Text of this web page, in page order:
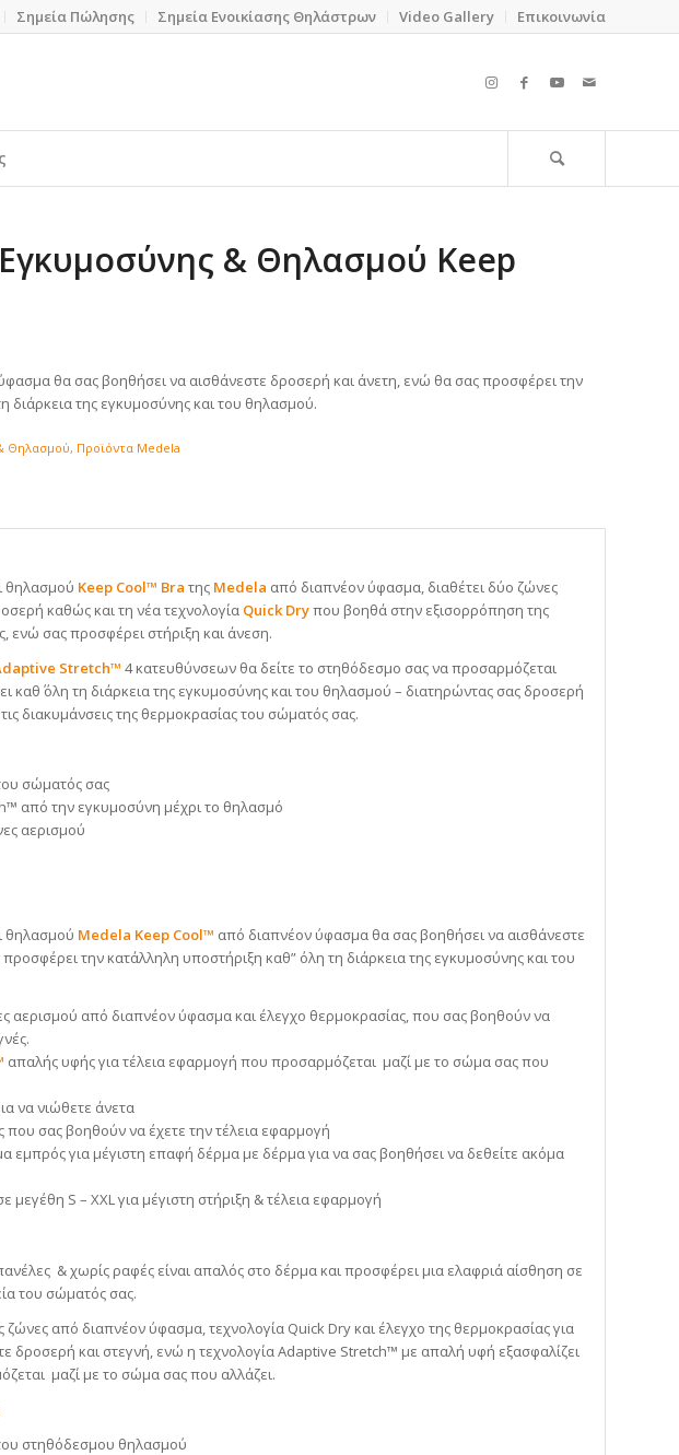
Σημεία Πώλησης Σημεία Ενοικίασης Θηλάστρων Video Gallery Επικοινωνία
& Θηλασμού Keep
θα σας βοηθήσει να αισθάνεστε δροσερή και άνετη, ενώ θα σας προσφέρει την
διάρκεια της εγκυμοσύνης και του θηλασμού.
Θηλασμού, Προϊόντα Medela
θηλασμού Keep Cool™ Bra της Medela από διαπνέον ύφασμα, διαθέτει δύο ζώνες
καθώς και τη νέα τεχνολογία Quick Dryπου βοηθά στην εξισορρόπηση της
ενώ σας προσφέρει στήριξη και άνεση.
Stretch™ 4 κατευθύνσεων θα δείτε το στηθόδεσμο σας να προσαρμόζεται
καθ΄ όλη τη διάρκεια της εγκυμοσύνης και του θηλασμού – διατηρώντας σας δροσερή
διακυμάνσεις της θερμοκρασίας του σώματός σας.
σώματός σας
από την εγκυμοσύνη μέχρι το θηλασμό
αερισμού
θηλασμού Medela Keep Cool™ από διαπνέον ύφασμα θα σας βοηθήσει να αισθάνεστε
την κατάλληλη υποστήριξη καθ” όλη τη διάρκεια της εγκυμοσύνης και του
αερισμού από διαπνέον ύφασμα και έλεγχο θερμοκρασίας, που σας βοηθούν να
απαλής υφής για τέλεια εφαρμογή που προσαρμόζεται μαζί με το σώμα σας που
να νιώθετε άνετα
που σας βοηθούν να έχετε την τέλεια εφαρμογή
για μέγιστη επαφή δέρμα με δέρμα για να σας βοηθήσει να δεθείτε ακόμα
μεγέθη S – XXL για μέγιστη στήριξη & τέλεια εφαρμογή
& χωρίς ραφές είναι απαλός στο δέρμα και προσφέρει μια ελαφριά αίσθηση σε
του σώματός σας.
ζώνες από διαπνέον ύφασμα, τεχνολογία Quick Dry και έλεγχο της θερμοκρασίας για
δροσερή και στεγνή, ενώ η τεχνολογία Adaptive Stretch™ με απαλή υφή εξασφαλίζει
μαζί με το σώμα σας που αλλάζει.
στηθόδεσμου θηλασμού